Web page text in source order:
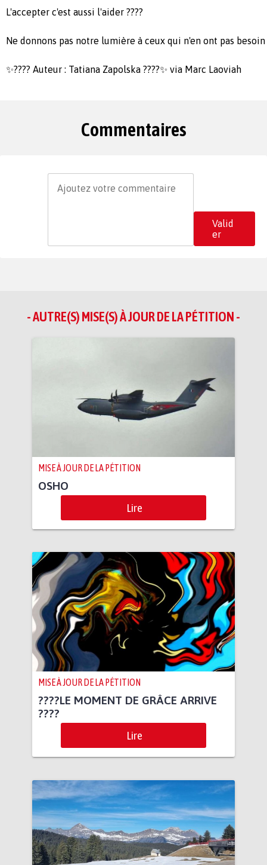
L'accepter c'est aussi l'aider ????
Ne donnons pas notre lumière à ceux qui n'en ont pas
✨️???? Auteur : Tatiana Zapolska ????✨️ via Marc Laoviah
Commentaires
Valid
er
- AUTRE(S) MISE(S) À JOUR DE LA PÉTITION -
MISE À JOUR DE LA PÉTITION
OSHO
Lire
MISE À JOUR DE LA PÉTITION
????LE MOMENT DE GRÂCE ARRIVE
????
Lire